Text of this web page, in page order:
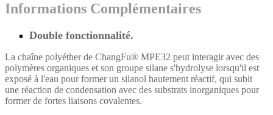
Informations Complémentaires
Double fonctionnalité.
La chaîne polyéther de ChangFu® MPE32 peut interagir avec des
polymères organiques et son groupe silane s'hydrolyse lorsqu'il est
exposé à l'eau pour former un silanol hautement réactif, qui subit
une réaction de condensation avec des substrats inorganiques pour
former de fortes liaisons covalentes.